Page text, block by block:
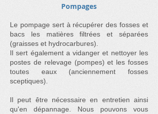
Pompages
Le pompage sert à récupérer des fosses et
bacs les matières filtrées et séparées
(graisses et hydrocarbures).
Il sert également a vidanger et nettoyer les
postes de relevage (pompes) et les fosses
toutes eaux (anciennement fosses
sceptiques).
Il peut être nécessaire en entretien ainsi
qu'en dépannage. Nous pouvons vous